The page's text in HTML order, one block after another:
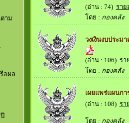
าม
อผล
(อ่าน : 74) ราย
โดย : กองคลัง
วงเงินงบประม
(อ่าน : 106) รา
โดย : กองคลัง
เผยแพร่แผนก
(อ่าน : 108) รา
โดย : กองคลัง